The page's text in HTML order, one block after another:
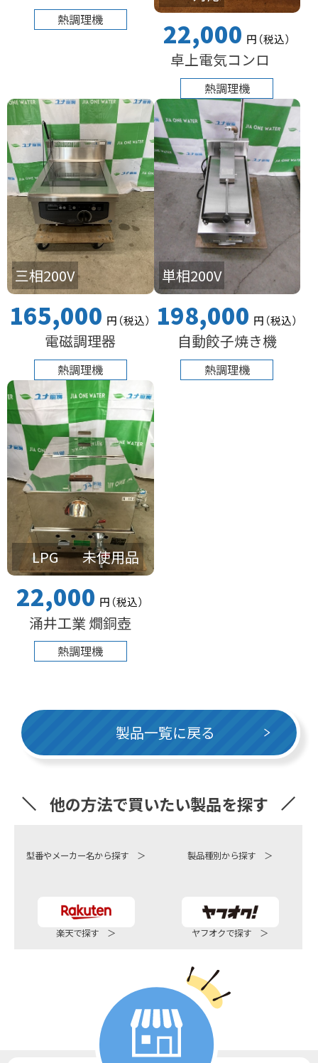
熱調理機 22,000 円（税込）
卓上電気コンロ
熱調理機
三相200V
165,000 円（税込）
電磁調理器
熱調理機
単相200V
198,000 円（税込）
自動餃子焼き機
熱調理機
未使用品
LPG
22,000 円（税込）
涌井工業 燗銅壺
熱調理機
製品一覧に戻る
他の方法で買いたい製品を探す
型番やメーカー名から探す ＞ 製品種別から探す ＞
楽天で探す ＞ ヤフオクで探す ＞